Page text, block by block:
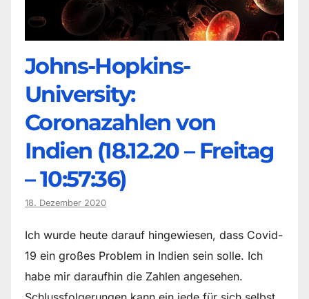
Johns-Hopkins-
University:
Coronazahlen von
Indien (18.12.20 – Freitag
– 10:57:36)
18. Dezember 2020
Ich wurde heute darauf hingewiesen, dass Covid-
19 ein großes Problem in Indien sein solle. Ich
habe mir daraufhin die Zahlen angesehen.